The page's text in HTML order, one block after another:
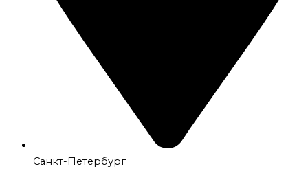
Санкт-Петербург